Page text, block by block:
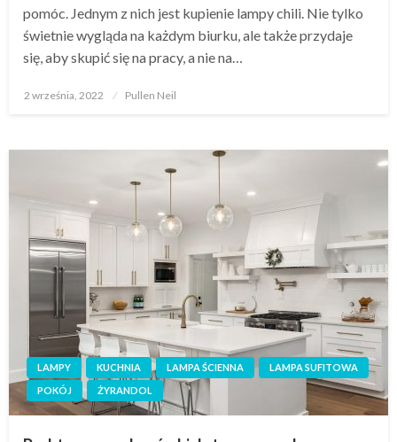
pomóc. Jednym z nich jest kupienie lampy chili. Nie tylko
świetnie wygląda na każdym biurku, ale także przydaje
się, aby skupić się na pracy, a nie na…
Opublikowane
2 września, 2022 Pullen Neil
LAMPY KUCHNIA LAMPA ŚCIENNA
LAMPA SUFITOWA
POKÓJ
ŻYRANDOL